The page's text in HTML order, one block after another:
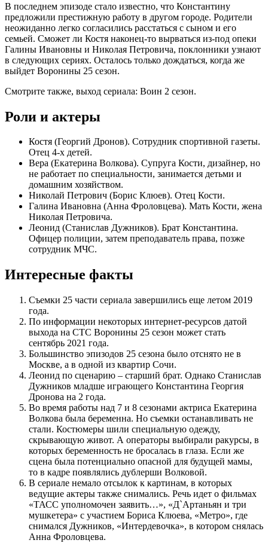
В последнем эпизоде стало известно, что Константину
предложили престижную работу в другом городе. Родители
неожиданно легко согласились расстаться с сыном и его
семьей. Сможет ли Костя наконец-то вырваться из-под опеки
Галины Ивановны и Николая Петровича, поклонники узнают
в следующих сериях. Осталось только дождаться, когда же
выйдет Воронины 25 сезон.
Смотрите также, выход сериала: Воин 2 сезон.
Роли и актеры
Костя (Георгий Дронов). Сотрудник спортивной газеты.
Отец 4-х детей.
Вера (Екатерина Волкова). Супруга Кости, дизайнер, но
не работает по специальности, занимается детьми и
домашним хозяйством.
Николай Петрович (Борис Клюев). Отец Кости.
Галина Ивановна (Анна Фроловцева). Мать Кости, жена
Николая Петровича.
Леонид (Станислав Дужников). Брат Константина.
Офицер полиции, затем преподаватель права, позже
сотрудник МЧС.
Интересные факты
Съемки 25 части сериала завершились еще летом 2019
года.
По информации некоторых интернет-ресурсов датой
выхода на СТС Воронины 25 сезон может стать
сентябрь 2021 года.
Большинство эпизодов 25 сезона было отснято не в
Москве, а в одной из квартир Сочи.
Леонид по сценарию – старший брат. Однако Станислав
Дужников младше играющего Константина Георгия
Дронова на 2 года.
Во время работы над 7 и 8 сезонами актриса Екатерина
Волкова была беременна. Но съемки останавливать не
стали. Костюмеры шили специальную одежду,
скрывающую живот. А операторы выбирали ракурсы, в
которых беременность не бросалась в глаза. Если же
сцена была потенциально опасной для будущей мамы,
то в кадре появлялись дублерши Волковой.
В сериале немало отсылок к картинам, в которых
ведущие актеры также снимались. Речь идет о фильмах
«ТАСС уполномочен заявить…», «Д`Артаньян и три
мушкетера» с участием Бориса Клюева, «Метро», где
снимался Дужников, «Интердевочка», в котором снялась
Анна Фроловцева.